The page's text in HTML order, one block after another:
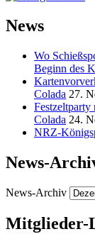
News
Wo
Beginn des
Colada 27.
Festzeltparty
Colada 24.
NRZ-
News-
News-Archiv
Mitglieder-